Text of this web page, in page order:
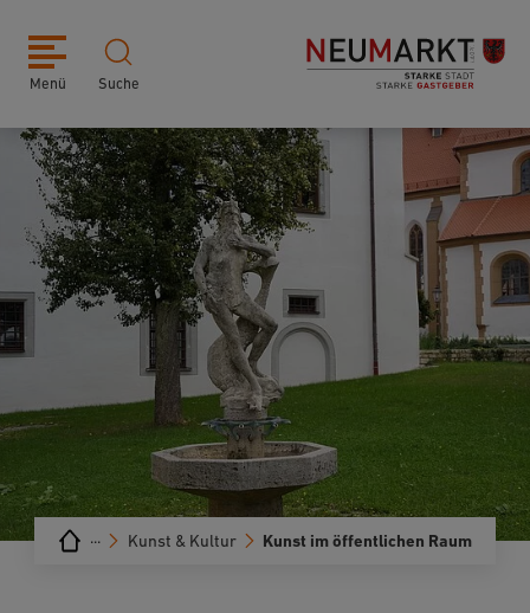
Menü Suche
Kunst im öffentlichen Raum
Kunst & Kultur
···